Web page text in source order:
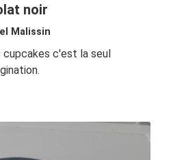
noir
Malissin
cupcakes c'est la seul